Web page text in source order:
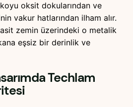
oksit dokularından ve
vakur hatlarından ilham alır.
zemin üzerindeki o metalik
eşsiz bir derinlik ve
Techlam